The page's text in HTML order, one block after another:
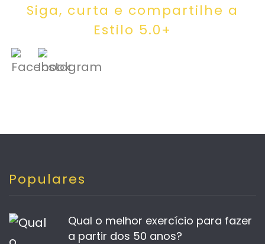
Siga, curta e compartilhe a
Estilo 5.0+
Populares
Qual o melhor exercício para fazer
a partir dos 50 anos?